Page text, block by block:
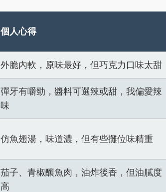
個人心得
外脆內軟，原味最好，但巧克力口味太甜
彈牙有嚼勁，醬料可選辣或甜，我偏愛辣
味
仿魚翅湯，味道濃，但有些攤位味精重
茄子、青椒釀魚肉，油炸後香，但油膩度
高